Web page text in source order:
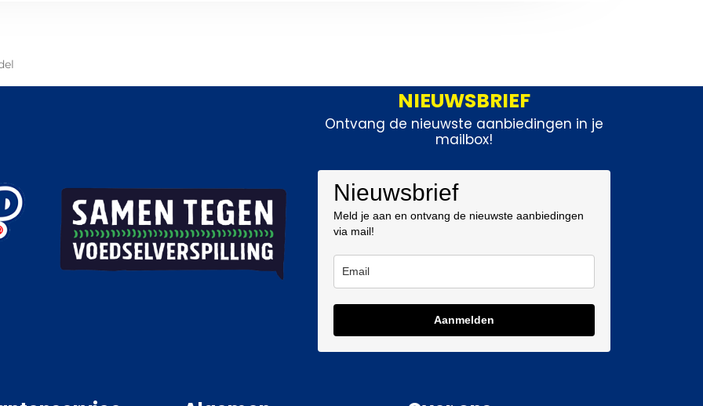
NIEUWSBRIEF
Ontvang de nieuwste aanbiedingen in je
mailbox!
Nieuwsbrief
Meld je aan en ontvang de nieuwste aanbiedingen
via mail!
Aanmelden